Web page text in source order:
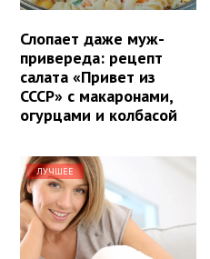
Слопает даже муж-
привереда: рецепт
салата «Привет из
СССР» с макаронами,
огурцами и колбасой
ЛУЧШЕЕ